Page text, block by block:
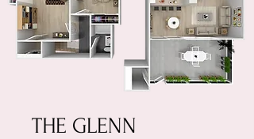
THE GLENN